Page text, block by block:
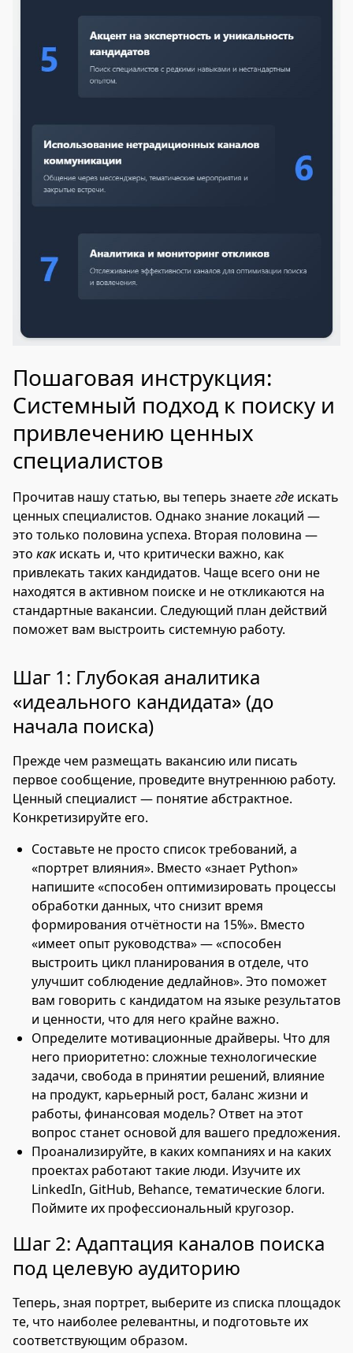
Пошаговая инструкция:
Системный подход к поиску и
привлечению ценных
специалистов
Прочитав нашу статью, вы теперь знаетегде искать
ценных специалистов. Однако знание локаций —
это только половина успеха. Вторая половина —
это какискать и, что критически важно, как
привлекать таких кандидатов. Чаще всего они не
находятся в активном поиске и не откликаются на
стандартные вакансии. Следующий план действий
поможет вам выстроить системную работу.
Шаг 1: Глубокая аналитика
«идеального кандидата» (до
начала поиска)
Прежде чем размещать вакансию или писать
первое сообщение, проведите внутреннюю работу.
Ценный специалист — понятие абстрактное.
Конкретизируйте его.
Составьте не просто список требований, а
«портрет влияния». Вместо «знает Python»
напишите «способен оптимизировать процессы
обработки данных, что снизит время
формирования отчётности на 15%». Вместо
«имеет опыт руководства» — «способен
выстроить цикл планирования в отделе, что
улучшит соблюдение дедлайнов». Это поможет
вам говорить с кандидатом на языке результатов
и ценности, что для него крайне важно.
Определите мотивационные драйверы. Что для
него приоритетно: сложные технологические
задачи, свобода в принятии решений, влияние
на продукт, карьерный рост, баланс жизни и
работы, финансовая модель? Ответ на этот
вопрос станет основой для вашего предложения.
Проанализируйте, в каких компаниях и на каких
проектах работают такие люди. Изучите их
LinkedIn, GitHub, Behance, тематические блоги.
Поймите их профессиональный кругозор.
Шаг 2: Адаптация каналов поиска
под целевую аудиторию
Теперь, зная портрет, выберите из списка площадок
те, что наиболее релевантны, и подготовьте их
соответствующим образом.